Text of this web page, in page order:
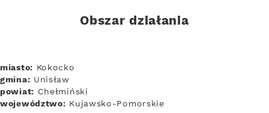
Obszar działania
miasto: Kokocko
gmina: Unisław
powiat: Chełmiński
województwo: Kujawsko-Pomorskie